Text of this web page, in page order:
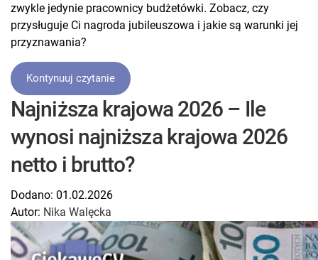
zwykle jedynie pracownicy budżetówki. Zobacz, czy
przysługuje Ci nagroda jubileuszowa i jakie są warunki jej
przyznawania?
Kontynuuj czytanie
Najniższa krajowa 2026 – Ile
wynosi najniższa krajowa 2026
netto i brutto?
Dodano: 01.02.2026
Autor: Nika Walęcka